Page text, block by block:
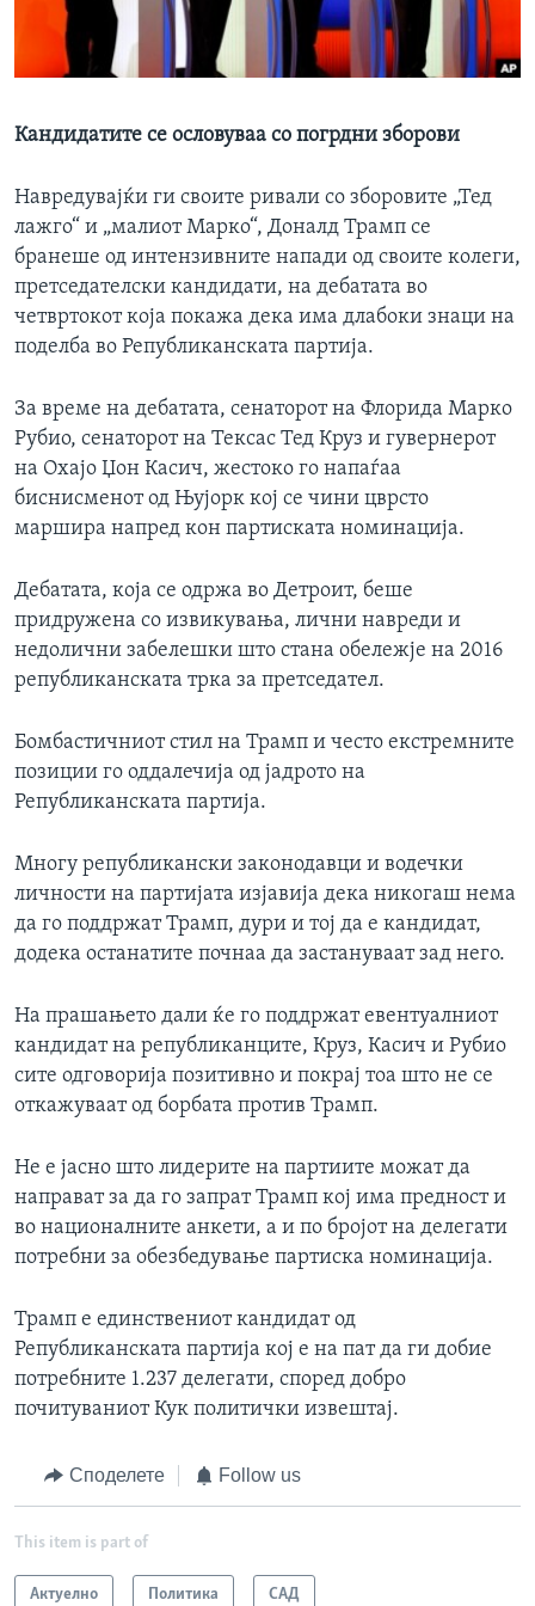
ИНТЕРВЈУА
Јазици
Кандидатите се ословуваа со погрдни зборови
Навредувајќи ги своите ривали со зборовите „Тед
лажго“ и „малиот Марко“, Доналд Трамп се
бранеше од интензивните напади од своите колеги,
претседателски кандидати, на дебатата во
четвртокот која покажа дека има длабоки знаци на
поделба во Републиканската партија.
За време на дебатата, сенаторот на Флорида Марко
Рубио, сенаторот на Тексас Тед Круз и гувернерот
на Охајо Џон Касич, жестоко го напаѓаа
биснисменот од Њујорк кој се чини цврсто
маршира напред кон партиската номинација.
Дебатата, која се одржа во Детроит, беше
придружена со извикувања, лични навреди и
недолични забелешки што стана обележје на 2016
републиканската трка за претседател.
Бомбастичниот стил на Трамп и често екстремните
позиции го оддалечија од јадрото на
Републиканската партија.
Многу републикански законодавци и водечки
личности на партијата изјавија дека никогаш нема
да го поддржат Трамп, дури и тој да е кандидат,
додека останатите почнаа да застануваат зад него.
На прашањето дали ќе го поддржат евентуалниот
кандидат на републиканците, Круз, Касич и Рубио
сите одговорија позитивно и покрај тоа што не се
откажуваат од борбата против Трамп.
Не е јасно што лидерите на партиите можат да
направат за да го запрат Трамп кој има предност и
во националните анкети, а и по бројот на делегати
потребни за обезбедување партиска номинација.
Трамп е единствениот кандидат од
Републиканската партија кој е на пат да ги добие
потребните 1.237 делегати, според добро
почитуваниот Кук политички извештај.
Споделете Follow us
This item is part of
Актуелно Политика САД